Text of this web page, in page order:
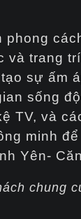
và trang
sự ấm
sống
TV, và
minh
chung